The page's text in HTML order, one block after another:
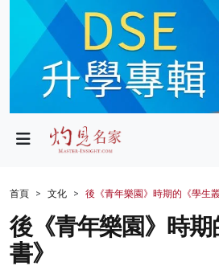
政局
財經
生活
健康
首頁 文化 後《青年樂園》時期的《學生
後《青年樂園》時
書》